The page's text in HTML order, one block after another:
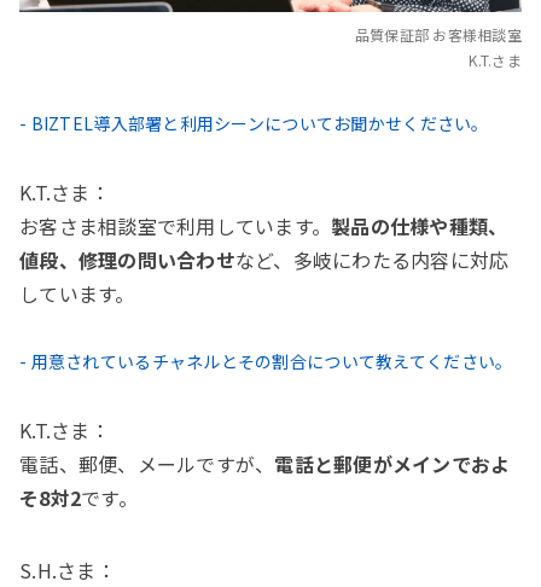
品質保証部 お客様相談室
K.T.さま
- BIZTEL導入部署と利用シーンについてお聞かせください。
K.T.さま：
お客さま相談室で利用しています。 製品の仕様や種類、
値段、修理の問い合わせなど、多岐にわたる内容に対応
しています。
- 用意されているチャネルとその割合について教えてください。
K.T.さま：
電話、郵便、メールですが、 電話と郵便がメインでおよ
そ8対2です。
S.H.さま：